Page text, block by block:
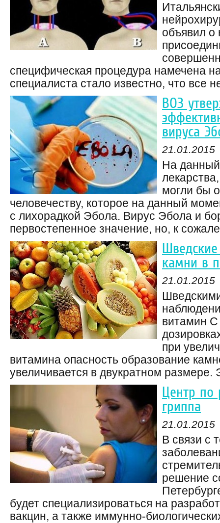
объявил о
специфическая процедура намечена
специалиста стало известно, что все
ВОЗ
вируса
21.01.2015
На
могли бы
человечеству, которое на данный
с лихорадкой Эбола. Вирус Эбола и
первостепенное значение, но, к
камни в
21.01.2015
витамин
при
витамина опасность образование
увеличивается в двукратном размере.
Центр по
гриппа
21.01.2015
В связи с
решение
будет специализироваться на
вакцин, а также иммунно-